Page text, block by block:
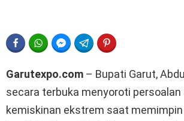
FACEBOOKWHATSAPPFACEBOOK MESSENGER
TELEGRAM
Garutexpo.com – Bupati Garut,
secara terbuka menyoroti persoalan
kemiskinan ekstrem saat